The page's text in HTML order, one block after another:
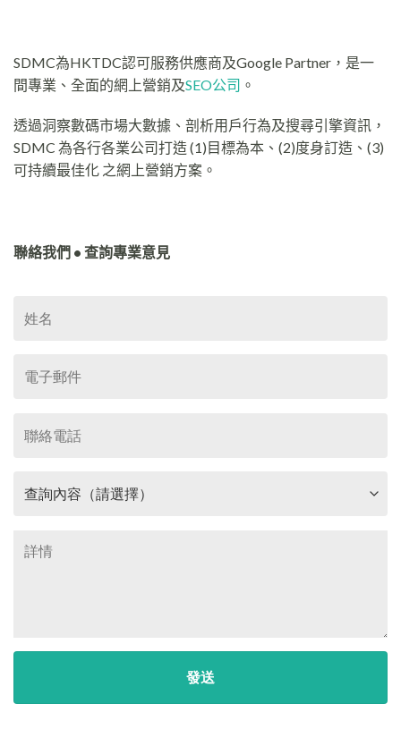
SDMC為HKTDC認可服務供應商及Google Partner，是一
間專業、全面的網上營銷及SEO公司 。
透過洞察數碼市場大數據、剖析用戶行為及搜尋引擎資訊，
SDMC 為各行各業公司打造 (1)目標為本、(2)度身訂造、(3)
可持續最佳化 之網上營銷方案。
聯絡我們 • 查詢專業意見